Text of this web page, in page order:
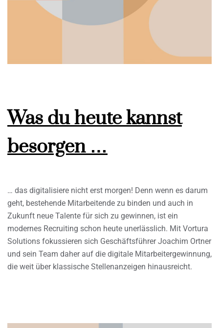
Was du heute kannst
besorgen …
… das digitalisiere nicht erst morgen! Denn wenn es darum
geht, bestehende Mitarbeitende zu binden und auch in
Zukunft neue Talente für sich zu gewinnen, ist ein
modernes Recruiting schon heute unerlässlich. Mit Vortura
Solutions fokussieren sich Geschäftsführer Joachim Ortner
und sein Team daher auf die digitale Mitarbeitergewinnung,
die weit über klassische Stellenanzeigen hinausreicht.